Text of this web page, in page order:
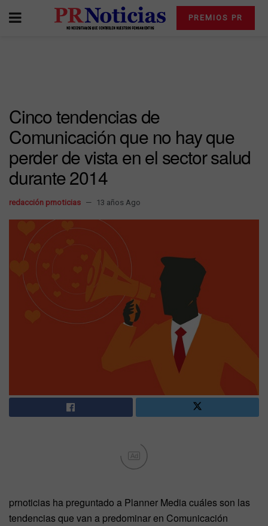
PREMIOS PR
Cinco tendencias de
Comunicación que no hay que
perder de vista en el sector salud
durante 2014
redacción prnoticias 13 años Ago
Ad
prnoticias ha preguntado a Planner Media cuáles son las
tendencias que van a predominar en Comunicación